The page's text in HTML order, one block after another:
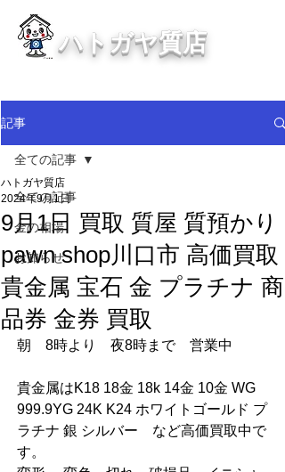
ハトガヤ質店
記事
全ての記事
金の相場
お知らせ
全ての記事
9月1日 買取 質屋 質預かり
pawn shop川口市 高価買取
貴金属 宝石 金 プラチナ 商
品券 金券 買取
ハトガヤ質店
2024年9月1日
朝　8時より　夜8時まで　営業中
貴金属はK18 18金 18k 14金 10金 WG
999.9YG 24K K24 ホワイトゴールド プ
ラチナ 銀 シルバー　など高価買取中で
す。